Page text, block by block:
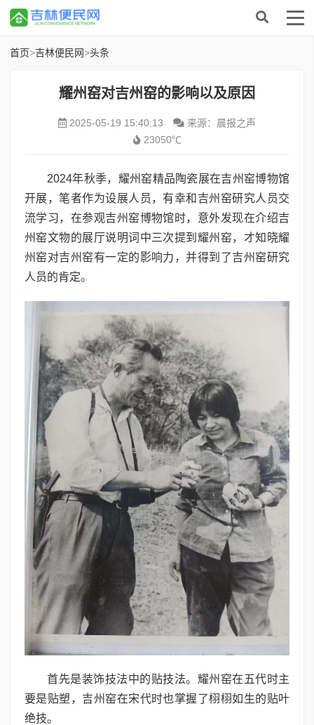
首页>吉林便民网>头条
耀州窑对吉州窑的影响以及原因
2025-05-19 15:40:13
来源：晨报之声
23050℃
2024年秋季，耀州窑精品陶瓷展在吉州窑博物馆
开展，笔者作为设展人员，有幸和吉州窑研究人员交
流学习，在参观吉州窑博物馆时，意外发现在介绍吉
州窑文物的展厅说明词中三次提到耀州窑，才知晓耀
州窑对吉州窑有一定的影响力，并得到了吉州窑研究
人员的肯定。
首先是装饰技法中的贴技法。耀州窑在五代时主
要是贴塑，吉州窑在宋代时也掌握了栩栩如生的贴叶
绝技。